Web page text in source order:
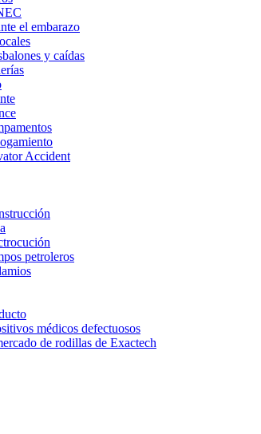
el embarazo
y caídas
Accident
petroleros
médicos defectuosos
de rodillas de Exactech